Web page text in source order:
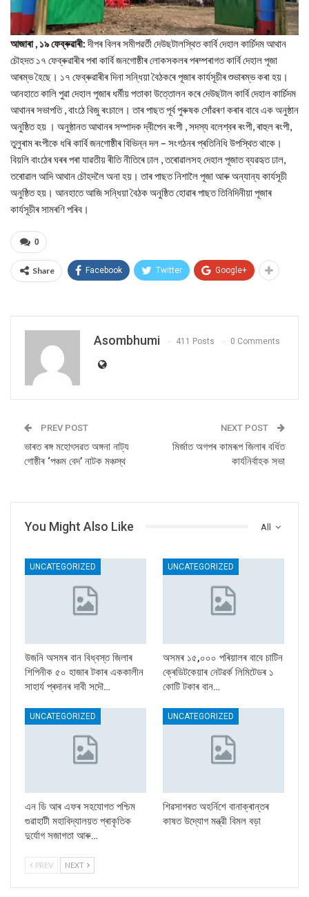
আজাৰা , ১৯ ফেব্ৰুৱাৰী:দীপৰ বিলৰ সমীপৱৰ্তী দেউছটালস্থিত কাৰ্বি দেহাল কাৰ্চিদম আথান
চৌহদত ১৭ ফেব্ৰুৱাৰীৰ পৰা কাৰ্বি জনগোষ্ঠীৰ লোকসকলৰ পৰম্পৰাগত কার্বি দেহাল পূজা
আৰম্ভ হৈছে। ১৭ ফেব্ৰুৱাৰীৰ দিনা সন্ধিয়া বৈঠকৰে পূজাৰ কাৰ্যসূচীৰ শুভাৰম্ভ কৰা হয়।
আনহাতে কালি পুৱা দেহাল পূজাৰ ধৰ্মীয় পতাকা উত্তোলন কৰে দেউছটাল কাৰ্বি দেহাল কাৰ্চিদম
আথানৰ সভাপতি , বাংঠে বিজু ৰংচালে। তাৰ পাছত পূৰ্ব পুৰুষক সোঁৱৰণ কৰাৰ বাবে এক অনুষ্ঠান
অনুষ্ঠিত হয় । অনুষ্ঠানত আথানৰ সম্পাদক দ্বীপেন ৰংপী , সদস্য বলেশ্বৰ ৰংপী, ৰাহুল ৰংপী,
তুলুৰাম ৰংপীকে ধৰি কাৰ্বি জনগোষ্ঠীৰ বিভিন্ন দল – সংগঠনৰ প্ৰতিনিধি উপস্থিত থাকে।
বিয়লি বাংঠেৰ ঘৰৰ পৰা যাৱতীয় ৰীতি নীতিৰে ঢাল , তৰোৱালসহ দেহাল পূজাত ব্যৱহৃত ঢাল,
তৰোৱাল আদি আথান চৌহদলৈ অনা হয়। তাৰ পাছত নিশালৈ পূজা আৰু অন্যান্য কাৰ্যসূচী
অনুষ্ঠিত হয়। আনহাতে আজি সন্ধিয়া বৈঠক অনুষ্ঠিত হোৱাৰ পাছত তিনিদিনীয়া পূজাৰ
কাৰ্যসূচীৰ সামৰণি পৰিব।
0
Share Facebook Twitter Google+
Asombhumi 411 Posts 0 Comments
PREV POST
ভাৰত ৰঙ্গ মহোৎসৱত অঙ্গনা নাট্য
গোষ্ঠীৰ ‘পঞ্চম বেদ’ নাটক মঞ্চস্থ
NEXT POST
মিৰ্জাত অগপৰ কামৰূপ জিলাৰ বৰ্ধিত
কাৰ্যনিৰ্বাহক সভা
All
You Might Also Like
UNCATEGORIZED
উজনি অসমৰ বান বিধ্বস্ত জিলাৰ
শিপিনীক ৫০ হাজাৰ টকাৰ এককালীন
সাহাৰ্য প্ৰদানৰ দাবী সদৌ…
UNCATEGORIZED
অসমৰ ১৫,০০০ পৰিয়ালৰ বাবে চাটিন
ক্ৰেডিটকেয়াৰ নেটৱৰ্ক লিমিটেডৰ ১
কোটি টকাৰ বান…
UNCATEGORIZED
এন ডি আৰ এফৰ সহযোগত পশ্চিম
গুৱাহাটী মহাবিদ্যালয়ত প্ৰাকৃতিক
দুৰ্যোগ সজাগতা আৰু…
UNCATEGORIZED
শিৱসাগৰত অহৰ্নিশে বানাক্ৰান্তৰ
কাষত উদ্যোগ মন্ত্রী বিমল বড়া
PREV NEXT